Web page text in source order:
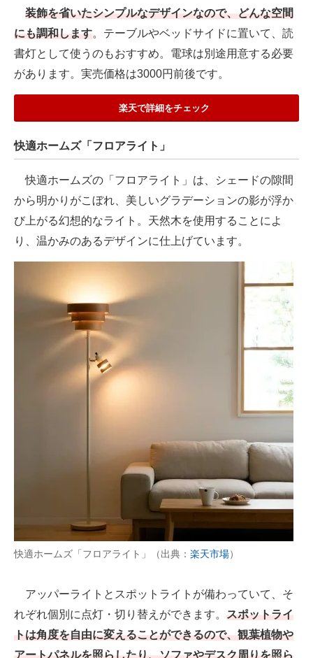
装飾を省いたシンプルなデザインなので、どんな空間
にも調和します。テーブルやベッドサイドに置いて、読
書灯として使うのもおすすめ。電球は別途用意する必要
があります。実売価格は3000円前後です。
楽天で詳細をチェック
快適ホームズ「フロアライト」
快適ホームズの「フロアライト」は、シェードの隙間
から明かりがこぼれ、美しいグラデーションの影が浮か
び上がる幻想的なライト。天然木を使用することによ
り、温かみのあるデザインに仕上げています。
快適ホームズ「フロアライト」（出典： 楽天市場）
アッパーライトとスポットライトが備わっていて、そ
れぞれ個別に点灯・切り替えができます。 スポットライ
トは角度を自由に変えることができるので、観葉植物や
アートパネルを照らしたり、ソファやデスク周りを照ら